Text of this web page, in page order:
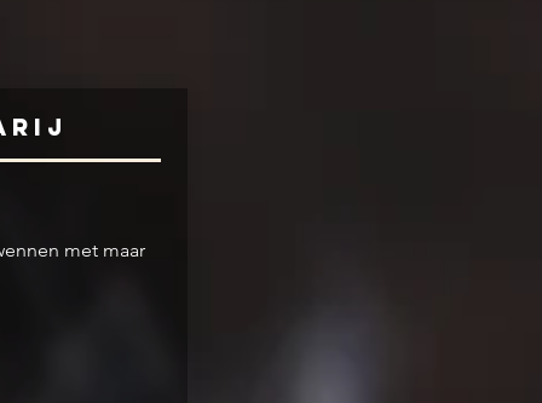
met maar